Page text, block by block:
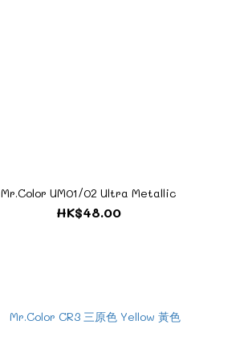
Mr.Color UM01/02 Ultra Metallic
HK$48.00